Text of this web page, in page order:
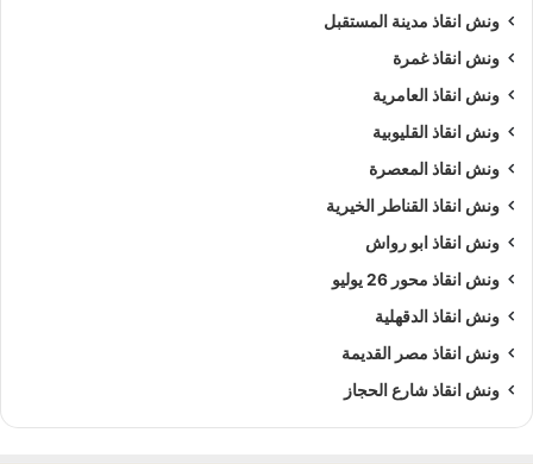
ونش انقاذ مدينة المستقبل
ونش انقاذ غمرة
ونش انقاذ العامرية
ونش انقاذ القليوبية
ونش انقاذ المعصرة
ونش انقاذ القناطر الخيرية
ونش انقاذ ابو رواش
ونش انقاذ محور 26 يوليو
ونش انقاذ الدقهلية
ونش انقاذ مصر القديمة
ونش انقاذ شارع الحجاز